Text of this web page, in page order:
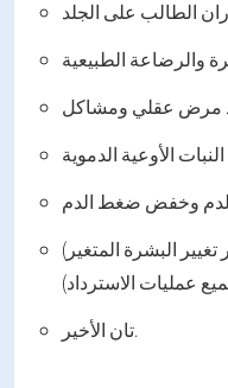
لخطر تغيير البشرة المتغير)
تان الأخير.